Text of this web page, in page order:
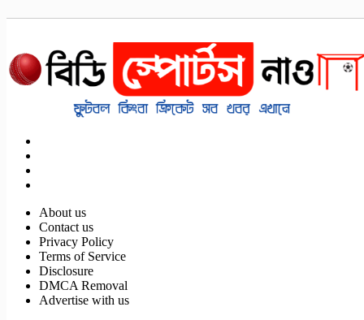
About us
Contact us
Privacy Policy
Terms of Service
Disclosure
DMCA Removal
Advertise with us